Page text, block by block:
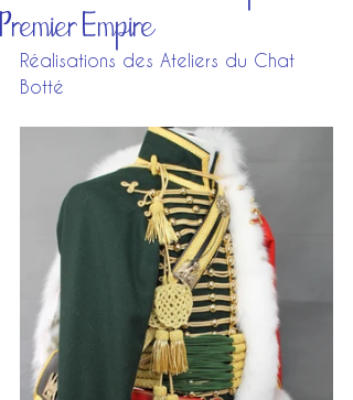
Premier Empire
Réalisations des Ateliers du Chat
Botté